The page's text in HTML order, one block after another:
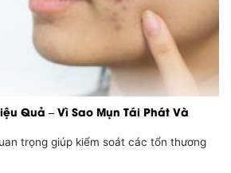
Quả – Vì Sao Mụn Tái Phát Và
trọng giúp kiểm soát các tổn thương